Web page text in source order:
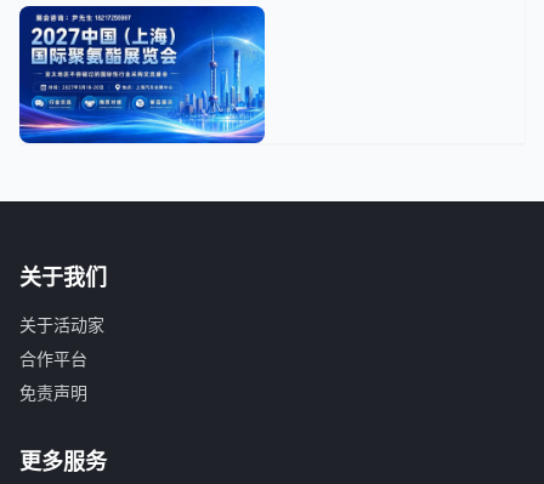
关于我们
关于活动家
合作平台
免责声明
更多服务